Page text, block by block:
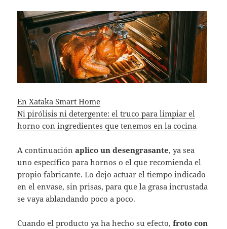
En Xataka Smart Home
Ni pirólisis ni detergente: el truco para limpiar el
horno con ingredientes que tenemos en la cocina
A continuaciónaplico un desengrasante, ya sea
uno específico para hornos o el que recomienda el
propio fabricante. Lo dejo actuar el tiempo indicado
en el envase, sin prisas, para que la grasa incrustada
se vaya ablandando poco a poco.
Cuando el producto ya ha hecho su efecto,froto con